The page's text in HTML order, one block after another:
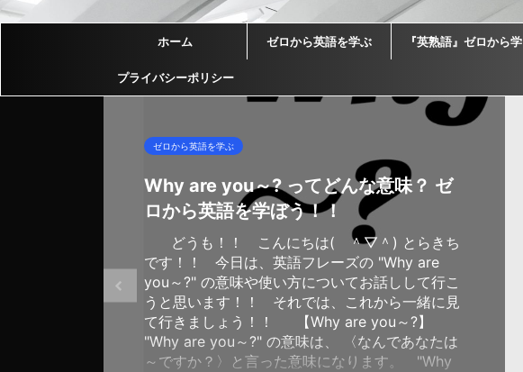
ホーム ゼロから英語を学ぶ 『英熟語』ゼロから学
プライバシーポリシー
ゼロから英語を学ぶ
Why are you～? ってどんな意味？ ゼ
ロから英語を学ぼう！！
どうも！！ こんにちは( ＾▽＾) とらきち
です！！ 今日は、英語フレーズの "Why are
you～?" の意味や使い方についてお話しして行こ
うと思います！！ それでは、これから一緒に見
て行きましょう！！ 【Why are you～?】
"Why are you～?" の意味は、 〈なんであなたは
～ですか？〉と言った意味になります。 "Why